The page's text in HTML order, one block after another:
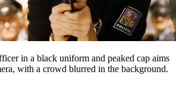
in a black uniform and peaked cap aims
with a crowd blurred in the background.